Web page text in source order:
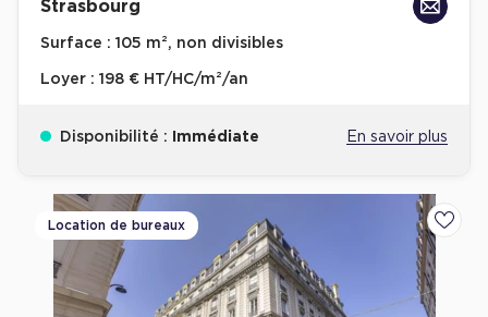
Strasbourg
Surface : 105 m², non divisibles
Loyer : 198 € HT/HC/m²/an
Disponibilité : Immédiate En savoir plus
Location de bureaux